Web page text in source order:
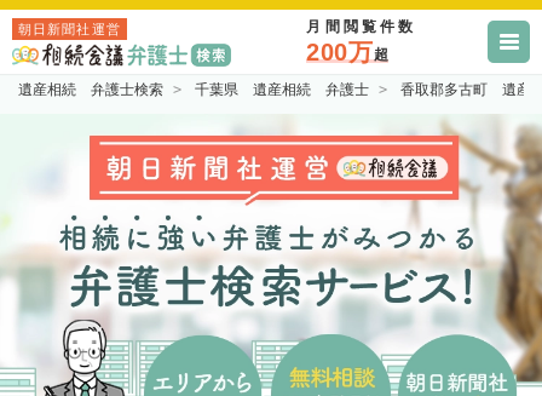
朝日新聞社運営 月間閲覧件数
200万超
遺産相続 弁護士検索 千葉県 遺産相続 弁護士 香取郡多古町 遺産